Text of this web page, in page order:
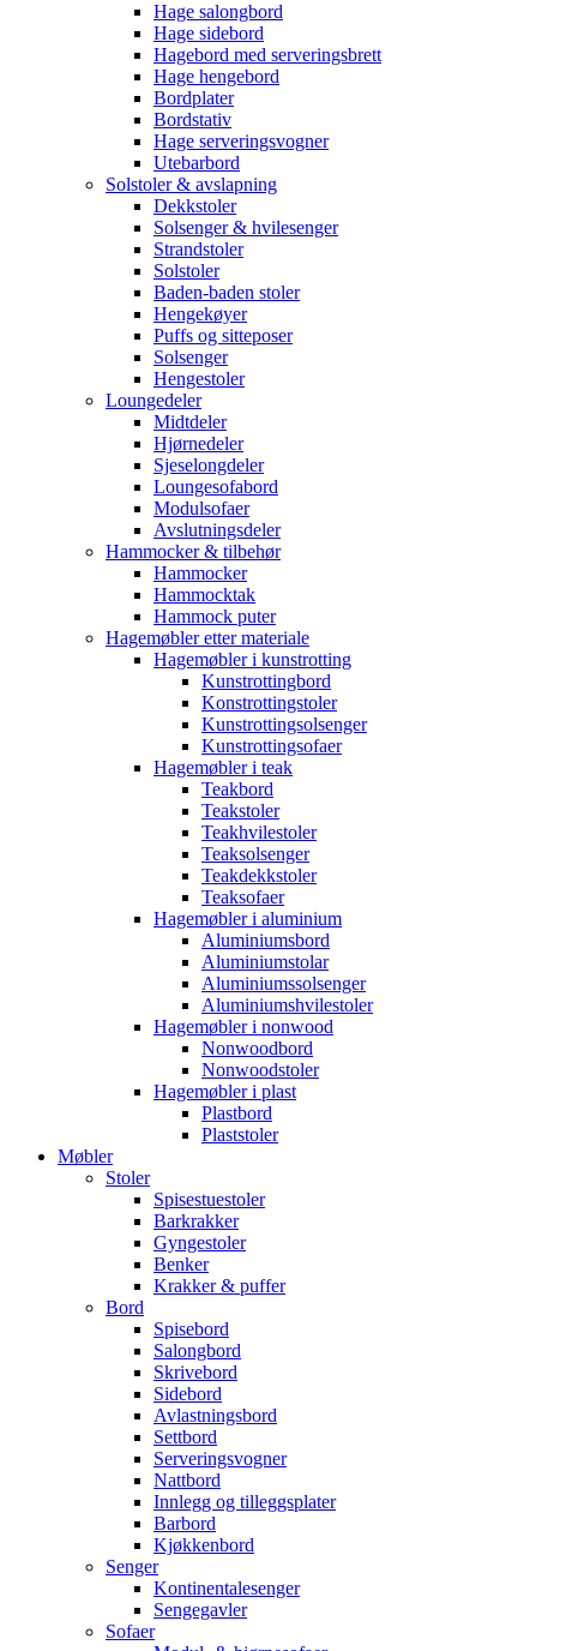
Hage salongbord
Hage sidebord
Hagebord med serveringsbrett
Hage hengebord
Bordplater
Bordstativ
Hage serveringsvogner
Utebarbord
Solstoler & avslapning
Dekkstoler
Solsenger & hvilesenger
Strandstoler
Solstoler
Baden-baden stoler
Hengekøyer
Puffs og sitteposer
Solsenger
Hengestoler
Loungedeler
Midtdeler
Hjørnedeler
Sjeselongdeler
Loungesofabord
Modulsofaer
Avslutningsdeler
Hammocker & tilbehør
Hammocker
Hammocktak
Hammock puter
Hagemøbler etter materiale
Hagemøbler i kunstrotting
Kunstrottingbord
Konstrottingstoler
Kunstrottingsolsenger
Kunstrottingsofaer
Hagemøbler i teak
Teakbord
Teakstoler
Teakhvilestoler
Teaksolsenger
Teakdekkstoler
Teaksofaer
Hagemøbler i aluminium
Aluminiumsbord
Aluminiumstolar
Aluminiumssolsenger
Aluminiumshvilestoler
Hagemøbler i nonwood
Nonwoodbord
Nonwoodstoler
Hagemøbler i plast
Plastbord
Plaststoler
Møbler
Stoler
Spisestuestoler
Barkrakker
Gyngestoler
Benker
Krakker & puffer
Bord
Spisebord
Salongbord
Skrivebord
Sidebord
Avlastningsbord
Settbord
Serveringsvogner
Nattbord
Innlegg og tilleggsplater
Barbord
Kjøkkenbord
Senger
Kontinentalesenger
Sengegavler
Sofaer